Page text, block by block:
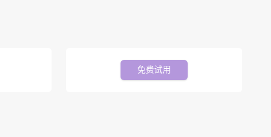
免费试用